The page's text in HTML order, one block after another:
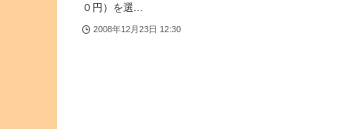
０円）を選...
2008年12月23日 12:30